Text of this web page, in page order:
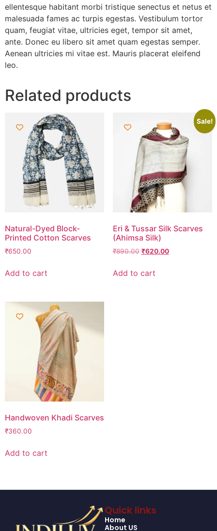
ellentesque habitant morbi tristique senectus et netus et
malesuada fames ac turpis egestas. Vestibulum tortor
quam, feugiat vitae, ultricies eget, tempor sit amet,
ante. Donec eu libero sit amet quam egestas semper.
Aenean ultricies mi vitae est. Mauris placerat eleifend
leo.
Related products
Natural-Dyed Block-
Printed Cotton Scarves
₹650.00
Add to cart
Sale!
Eri & Tussar Silk Scarves
(Ahimsa Silk)
₹890.00 ₹620.00
Add to cart
Handwoven Khadi Scarves
₹360.00
Add to cart
Quick links
Home
About US